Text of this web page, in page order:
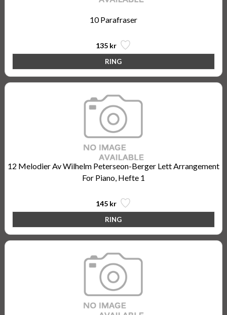
10 Parafraser
135 kr
12 Melodier Av Wilhelm Peterseon-Berger Lett Arrangement
For Piano, Hefte 1
145 kr